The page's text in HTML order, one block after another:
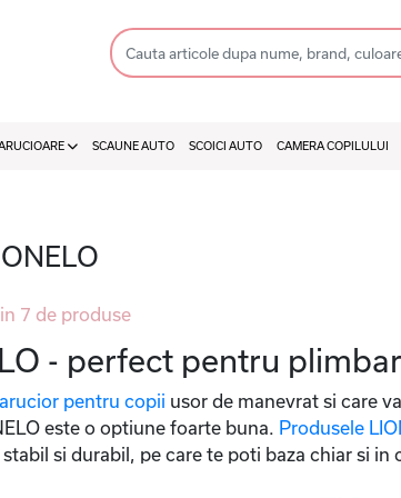
SCAUNE AUTO SCOICI AUTO CAMERA COPILULUI
7 de produse
- perfect pentru
pentru copii usor de manevrat si care
este o optiune foarte buna. Produsele
si durabil, pe care te poti baza chiar si